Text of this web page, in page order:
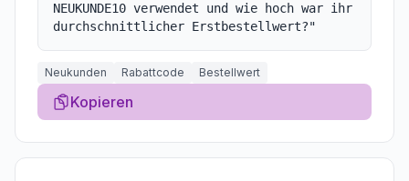
NEUKUNDE10 verwendet und wie hoch war ihr
durchschnittlicher Erstbestellwert?"
Neukunden Rabattcode Bestellwert
Kopieren